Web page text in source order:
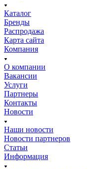
Каталог
Бренды
Распродажа
Карта сайта
Компания
О компании
Вакансии
Услуги
Партнеры
Контакты
Новости
Наши новости
Новости партнеров
Статьи
Информация